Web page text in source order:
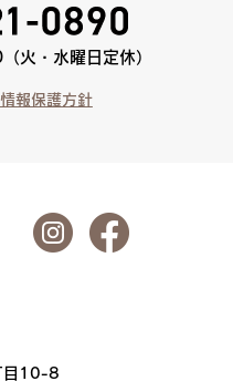
火・水曜日定休）
報保護方針
目10-8